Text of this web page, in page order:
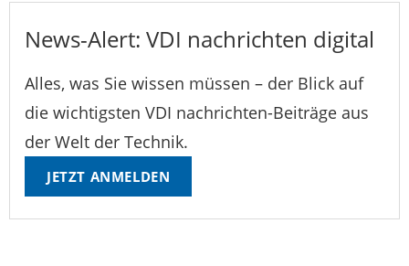
News-Alert: VDI nachrichten digital
Alles, was Sie wissen müssen – der Blick auf
die wichtigsten VDI nachrichten-Beiträge aus
der Welt der Technik.
JETZT ANMELDEN